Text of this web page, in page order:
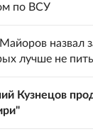
по ВСУ
назвал
лучше не
Кузнецов